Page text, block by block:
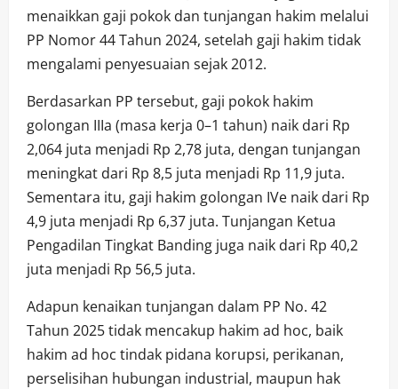
menaikkan gaji pokok dan tunjangan hakim melalui
PP Nomor 44 Tahun 2024, setelah gaji hakim tidak
mengalami penyesuaian sejak 2012.
Berdasarkan PP tersebut, gaji pokok hakim
golongan IIIa (masa kerja 0–1 tahun) naik dari Rp
2,064 juta menjadi Rp 2,78 juta, dengan tunjangan
meningkat dari Rp 8,5 juta menjadi Rp 11,9 juta.
Sementara itu, gaji hakim golongan IVe naik dari Rp
4,9 juta menjadi Rp 6,37 juta. Tunjangan Ketua
Pengadilan Tingkat Banding juga naik dari Rp 40,2
juta menjadi Rp 56,5 juta.
Adapun kenaikan tunjangan dalam PP No. 42
Tahun 2025 tidak mencakup hakim ad hoc, baik
hakim ad hoc tindak pidana korupsi, perikanan,
perselisihan hubungan industrial, maupun hak